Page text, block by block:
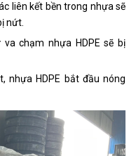
liên kết bền trong nhựa sẽ
nứt.
chạm nhựa HDPE sẽ bị
nhựa HDPE bắt đầu nóng